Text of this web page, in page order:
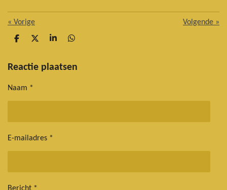
« Vorige Volgende »
D
e
D
l
S
r
D
e
Reactie plaatsen
Naam *
E-mailadres *
Bericht *